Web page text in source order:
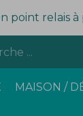
point relais
MAISON /